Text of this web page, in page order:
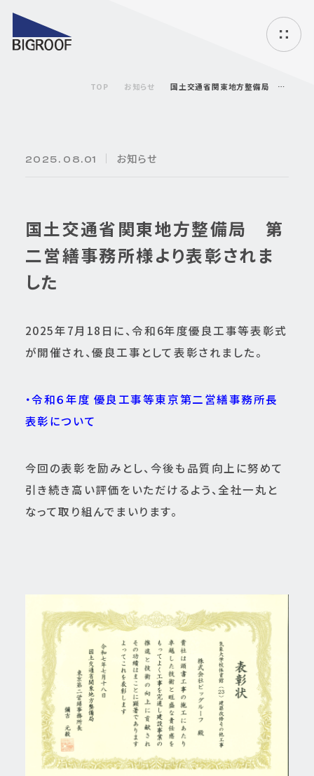
バ
TOP お知らせ 国土交通省関東地方整備局 第二営繕事務所様より表彰されました
国土交通省関東地方整備局 第
二営繕事務所様より表彰されま
した
2025. 08.01 お知らせ
2025年7月18日に、令和6年度優良工事等表彰式
が開催され、優良工事として表彰されました。
・令和６年度 優良工事等東京第二営繕事務所長
表彰について
今回の表彰を励みとし、今後も品質向上に努めて
引き続き高い評価をいただけるよう、全社一丸と
なって取り組んでまいります。